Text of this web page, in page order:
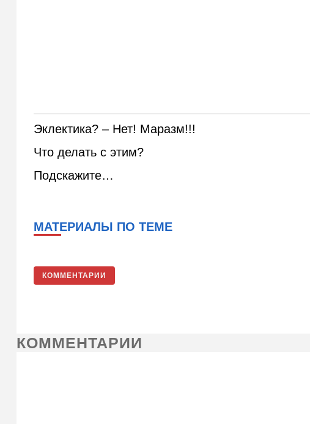
Эклектика? – Нет! Маразм!!!
Что делать с этим?
Подскажите…
МАТЕРИАЛЫ ПО ТЕМЕ
КОММЕНТАРИИ
КОММЕНТАРИИ